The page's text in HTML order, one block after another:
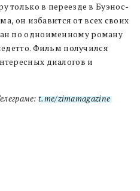
только в переезде в Буэнос-
он избавится от всех своих
по одноименному роману
Фильм получился
диалогов и
t.me/zimamagazine